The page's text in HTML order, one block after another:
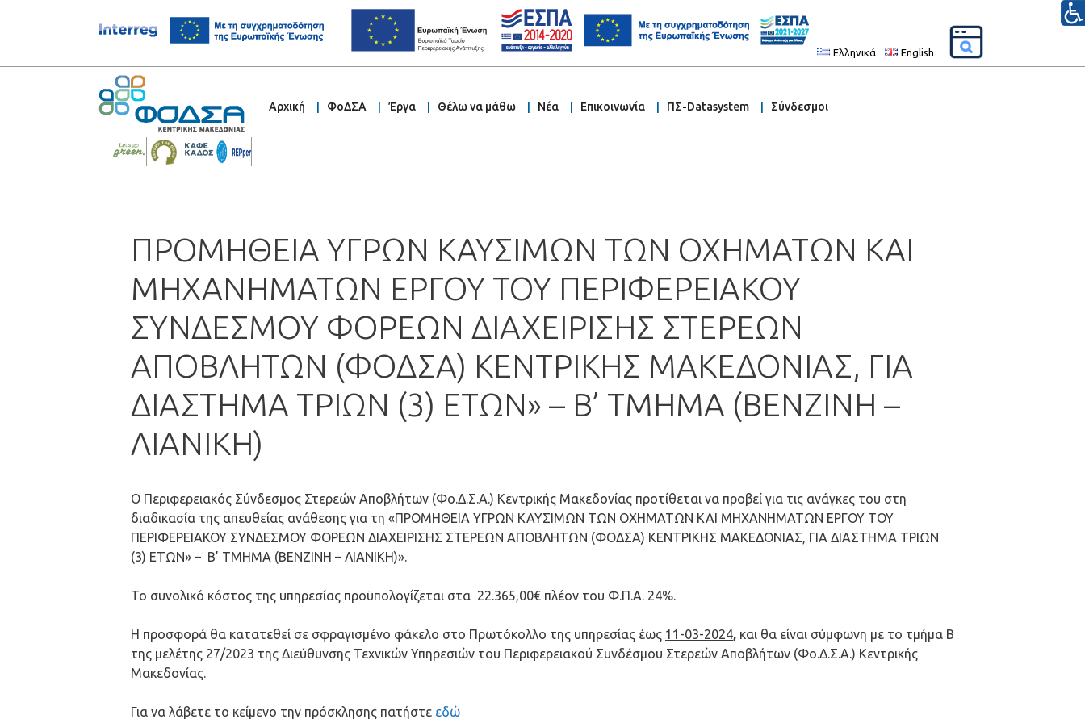
Ελληνικά English
Αρχική ΦοΔΣΑ Έργα Θέλω να μάθω Νέα Επικοινωνία ΠΣ-Datasystem Σύνδεσμοι
ΠΡΟΜΗΘΕΙΑ ΥΓΡΩΝ ΚΑΥΣΙΜΩΝ ΤΩΝ ΟΧΗΜΑΤΩΝ ΚΑΙ
ΜΗΧΑΝΗΜΑΤΩΝ ΕΡΓΟΥ ΤΟΥ ΠΕΡΙΦΕΡΕΙΑΚΟΥ
ΣΥΝΔΕΣΜΟΥ ΦΟΡΕΩΝ ΔΙΑΧΕΙΡΙΣΗΣ ΣΤΕΡΕΩΝ
ΑΠΟΒΛΗΤΩΝ (ΦΟΔΣΑ) ΚΕΝΤΡΙΚΗΣ ΜΑΚΕΔΟΝΙΑΣ, ΓΙΑ
ΔΙΑΣΤΗΜΑ ΤΡΙΩΝ (3) ΕΤΩΝ» – Β’ ΤΜΗΜΑ (ΒΕΝΖΙΝΗ –
ΛΙΑΝΙΚΗ)
Ο Περιφερειακός Σύνδεσμος Στερεών Αποβλήτων (Φο.Δ.Σ.Α.) Κεντρικής Μακεδονίας προτίθεται να προβεί για τις ανάγκες του στη
διαδικασία της απευθείας ανάθεσης για τη «ΠΡΟΜΗΘΕΙΑ ΥΓΡΩΝ ΚΑΥΣΙΜΩΝ ΤΩΝ ΟΧΗΜΑΤΩΝ ΚΑΙ ΜΗΧΑΝΗΜΑΤΩΝ ΕΡΓΟΥ ΤΟΥ
ΠΕΡΙΦΕΡΕΙΑΚΟΥ ΣΥΝΔΕΣΜΟΥ ΦΟΡΕΩΝ ΔΙΑΧΕΙΡΙΣΗΣ ΣΤΕΡΕΩΝ ΑΠΟΒΛΗΤΩΝ (ΦΟΔΣΑ) ΚΕΝΤΡΙΚΗΣ ΜΑΚΕΔΟΝΙΑΣ, ΓΙΑ ΔΙΑΣΤΗΜΑ ΤΡΙΩΝ
(3) ΕΤΩΝ» – Β’ ΤΜΗΜΑ (ΒΕΝΖΙΝΗ – ΛΙΑΝΙΚΗ)».
Το συνολικό κόστος της υπηρεσίας προϋπολογίζεται στα 22.365,00€ πλέον του Φ.Π.Α. 24%.
Η προσφορά θα κατατεθεί σε σφραγισμένο φάκελο στο Πρωτόκολλο της υπηρεσίας έως 11-03-2024, και θα είναι σύμφωνη με το τμήμα Β
της μελέτης 27/2023 της Διεύθυνσης Τεχνικών Υπηρεσιών του Περιφερειακού Συνδέσμου Στερεών Αποβλήτων (Φο.Δ.Σ.Α.) Κεντρικής
Μακεδονίας.
Για να λάβετε το κείμενο την πρόσκλησης πατήστε εδώ